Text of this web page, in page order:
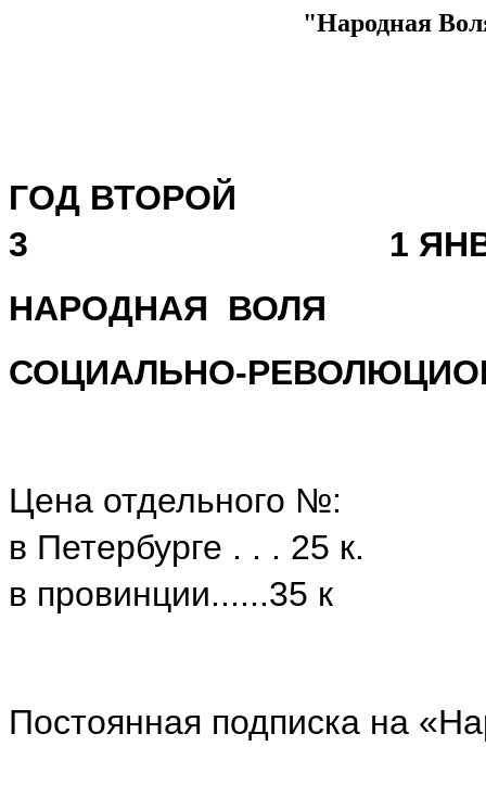
"Народная
ГОД
3 1 ЯНВАРЯ
НАРОДНАЯ ВОЛЯ
СОЦИАЛЬНО-
Цена отдельного №:
в Петербурге . . . 25 к.
в провинции......35 к
Постоянная подписка на